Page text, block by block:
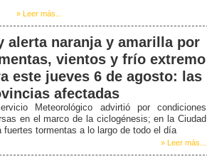
» Leer más...
alerta naranja y amarilla por
vientos y frío extremo
este jueves 6 de agosto: las
afectadas
Meteorológico advirtió por condiciones
en el marco de la ciclogénesis; en la Ciudad
fuertes tormentas a lo largo de todo el día
» Leer más...